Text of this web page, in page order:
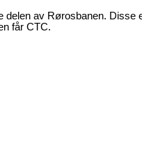
delen av Rørosbanen. Disse
får CTC.